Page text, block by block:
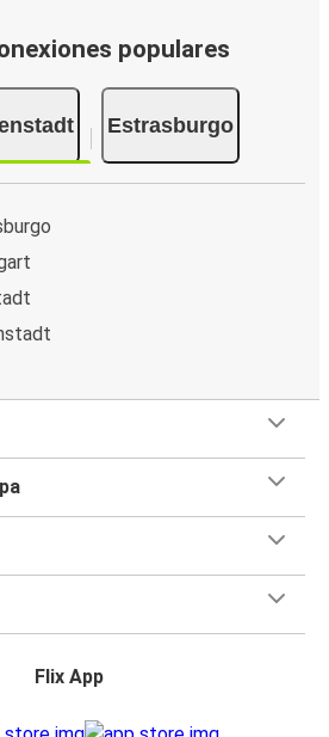
populares
Estrasburgo
Flix App